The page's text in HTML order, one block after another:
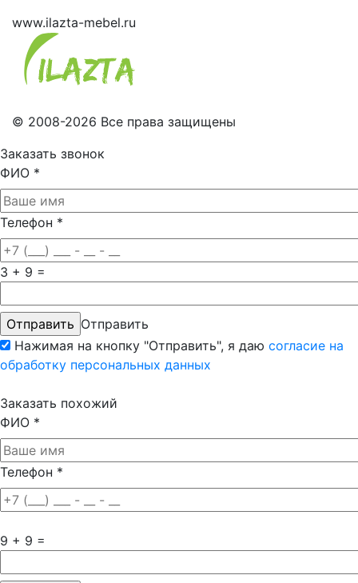
www.ilazta-mebel.ru
© 2008-2026 Все права защищены
Заказать звонок
ФИО *
Телефон *
3 + 9 =
Отправить
Нажимая на кнопку "Отправить", я даю согласие на
обработку персональных данных
Заказать похожий
ФИО *
Телефон *
9 + 9 =